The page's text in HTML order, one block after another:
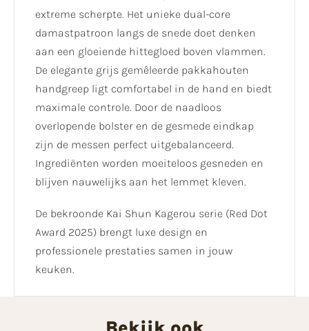
extreme scherpte. Het unieke dual-core
damastpatroon langs de snede doet denken
aan een gloeiende hittegloed boven vlammen.
De elegante grijs gemêleerde pakkahouten
handgreep ligt comfortabel in de hand en biedt
maximale controle. Door de naadloos
overlopende bolster en de gesmede eindkap
zijn de messen perfect uitgebalanceerd.
Ingrediënten worden moeiteloos gesneden en
blijven nauwelijks aan het lemmet kleven.
De bekroonde Kai Shun Kagerou serie (Red Dot
Award 2025) brengt luxe design en
professionele prestaties samen in jouw
keuken.